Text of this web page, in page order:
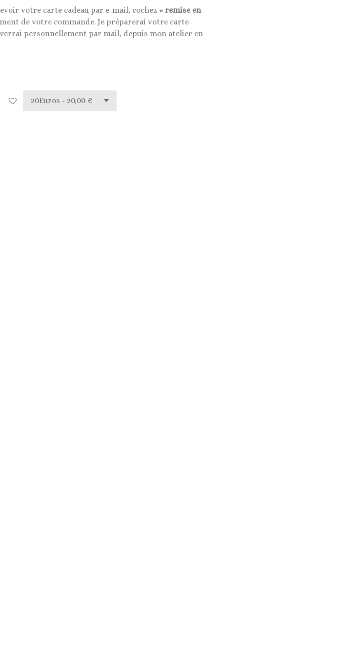
votre carte cadeau par e-mail, cochez « remise en
de votre commande. Je préparerai votre carte
personnellement par mail, depuis mon atelier en